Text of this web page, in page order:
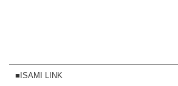
■ISAMI LINK